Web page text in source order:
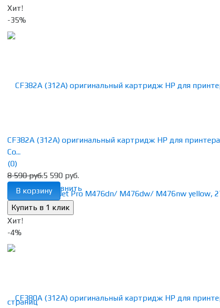
Хит!
-35%
избранное сравнить
CF382A (312A) оригинальный картридж HP для
Co...
(0)
8 590 руб.5 590 руб.
В корзину
Хит!
-4%